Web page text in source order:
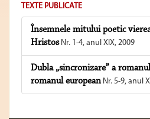
TEXTE PUBLICATE
Însemnele mitului poetic
HristosNr. 1-4, anul XIX, 2009
Dubla „sincronizare” a
romanul europeanNr. 5-9, anul